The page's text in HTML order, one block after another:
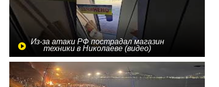
Из-за атаки РФ пострадал магазин
техники в Николаеве (видео)